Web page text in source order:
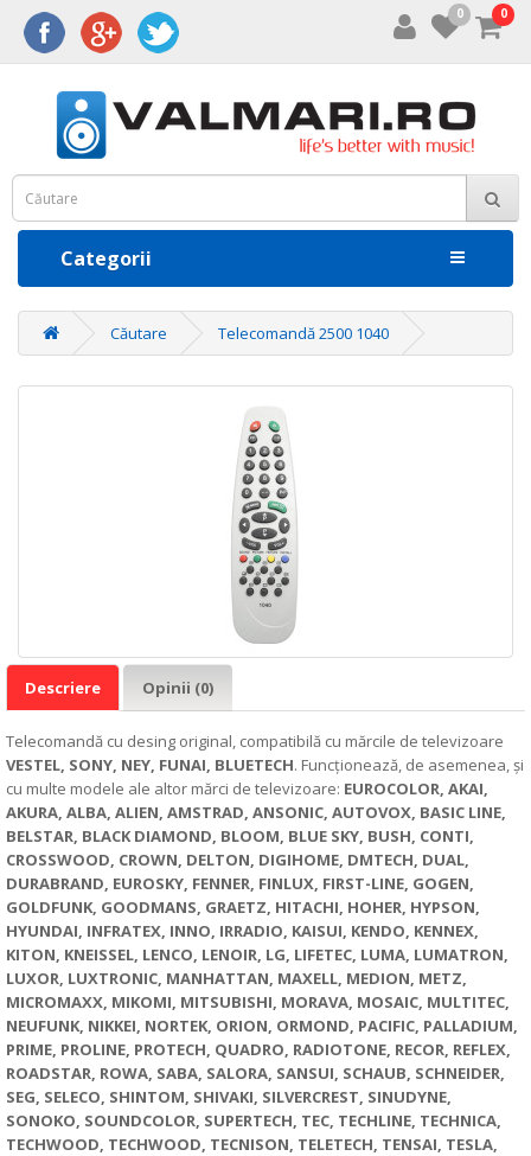
0 0
Categorii
Căutare Telecomandă 2500 1040
Descriere Opinii (0)
Telecomandă cu desing original, compatibilă cu mărcile de televizoare
VESTEL, SONY, NEY, FUNAI, BLUETECH. Funcționează, de asemenea, și
cu multe modele ale altor mărci de televizoare: EUROCOLOR, AKAI,
AKURA, ALBA, ALIEN, AMSTRAD, ANSONIC, AUTOVOX, BASIC LINE,
BELSTAR, BLACK DIAMOND, BLOOM, BLUE SKY, BUSH, CONTI,
CROSSWOOD, CROWN, DELTON, DIGIHOME, DMTECH, DUAL,
DURABRAND, EUROSKY, FENNER, FINLUX, FIRST-LINE, GOGEN,
GOLDFUNK, GOODMANS, GRAETZ, HITACHI, HOHER, HYPSON,
HYUNDAI, INFRATEX, INNO, IRRADIO, KAISUI, KENDO, KENNEX,
KITON, KNEISSEL, LENCO, LENOIR, LG, LIFETEC, LUMA, LUMATRON,
LUXOR, LUXTRONIC, MANHATTAN, MAXELL, MEDION, METZ,
MICROMAXX, MIKOMI, MITSUBISHI, MORAVA, MOSAIC, MULTITEC,
NEUFUNK, NIKKEI, NORTEK, ORION, ORMOND, PACIFIC, PALLADIUM,
PRIME, PROLINE, PROTECH, QUADRO, RADIOTONE, RECOR, REFLEX,
ROADSTAR, ROWA, SABA, SALORA, SANSUI, SCHAUB, SCHNEIDER,
SEG, SELECO, SHINTOM, SHIVAKI, SILVERCREST, SINUDYNE,
SONOKO, SOUNDCOLOR, SUPERTECH, TEC, TECHLINE, TECHNICA,
TECHWOOD, TECHWOOD, TECNISON, TELETECH, TENSAI, TESLA,